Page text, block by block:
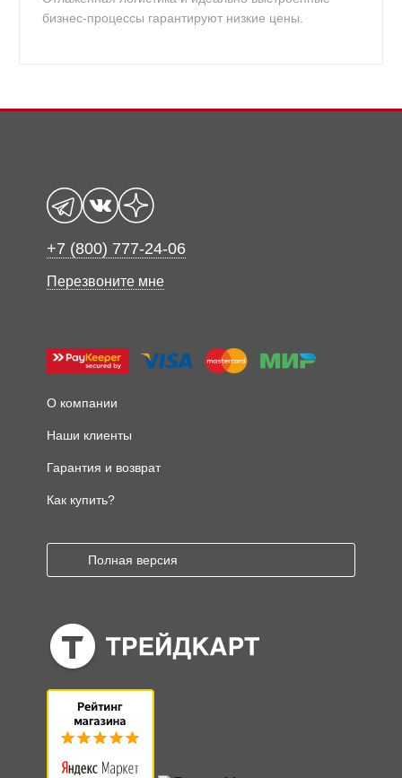
бизнес-процессы гарантируют низкие цены.
+7 (800) 777-24-06
Перезвоните мне
О компании
Наши клиенты
Гарантия и возврат
Как купить?
Полная версия